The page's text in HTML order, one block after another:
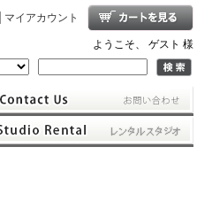
マイアカウント
ようこそ、 ゲスト 様